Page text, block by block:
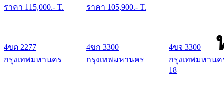
ราคา 115,000.- T. ราคา 105,900.- T.
4ขต 2277
กรุงเทพมหานคร
4ขก 3300
กรุงเทพมหานคร
4ขจ 3300
กรุงเทพมหานค
18